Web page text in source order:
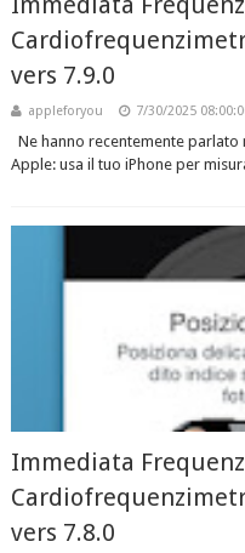
vers 7.9.0
appleforyou 7/30/2025
Ne hanno recentemente
Apple: usa il tuo iPhone per
Immediata
vers 7.8.0